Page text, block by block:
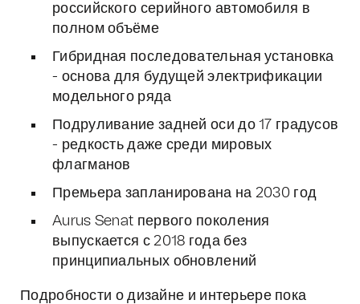
российского серийного автомобиля в
полном объёме
Гибридная последовательная установка
- основа для будущей электрификации
модельного ряда
Подруливание задней оси до 17 градусов
- редкость даже среди мировых
флагманов
Премьера запланирована на 2030 год
Aurus Senat первого поколения
выпускается с 2018 года без
принципиальных обновлений
Подробности о дизайне и интерьере пока